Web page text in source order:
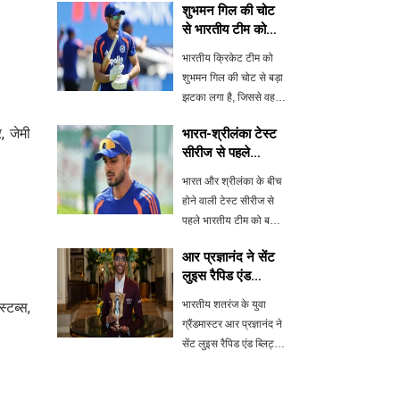
जेमी
शुभमन गिल की चोट
से भारतीय टीम को
बड़ा झटका, केएल
राहुल बने कप्तान
भारतीय क्रिकेट टीम को
शुभमन गिल की चोट से बड़ा
झटका लगा है, जिससे वह
मैच में नहीं खेल पाएंगे। केएल
राहुल को उनकी जगह
कार्यवाहक कप्तान बनाया
गया है। यह चोट विश्व टेस्ट
चैंपियन
भारत-श्रीलंका टेस्ट
सीरीज से पहले
शुभमन गिल की चोट,
केएल राहुल बने
कप्तान
भारत और श्रीलंका के बीच
होने वाली टेस्ट सीरीज से
पहले भारतीय टीम को बड़ा
कप्तान शुभमन गिल चोट के
कारण वॉर्म-अप मैच से बाहर
हो गए हैं, जिसके चलते केएल
राहुल ने कप्तानी संभाली है।
ब
आर प्रज्ञानंद ने सेंट
लुइस रैपिड एंड
ब्लिट्ज 2026 का
खिताब जीता
भारतीय शतरंज के युवा
ग्रैंडमास्टर आर प्रज्ञानंद ने
सेंट लुइस रैपिड एंड ब्लिट्ज